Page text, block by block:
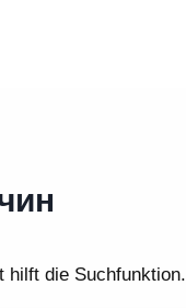
hilft die Suchfunktion.